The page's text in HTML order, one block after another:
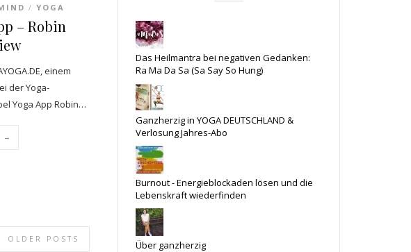
/ YOGA
– Robin
einem
der Yoga-
Yoga App Robin…
→
OLDER POSTS
Das Heilmantra bei negativen Gedanken:
Ra Ma Da Sa (Sa Say So Hung)
Ganzherzig in YOGA DEUTSCHLAND &
Verlosung Jahres-Abo
Burnout - Energieblockaden lösen und die
Lebenskraft wiederfinden
Über ganzherzig